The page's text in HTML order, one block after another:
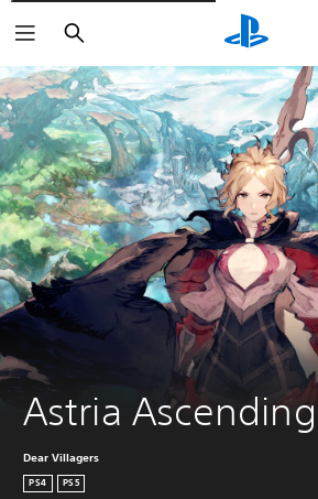
Arama
Astria Ascending
Dear Villagers
PS4 PS5